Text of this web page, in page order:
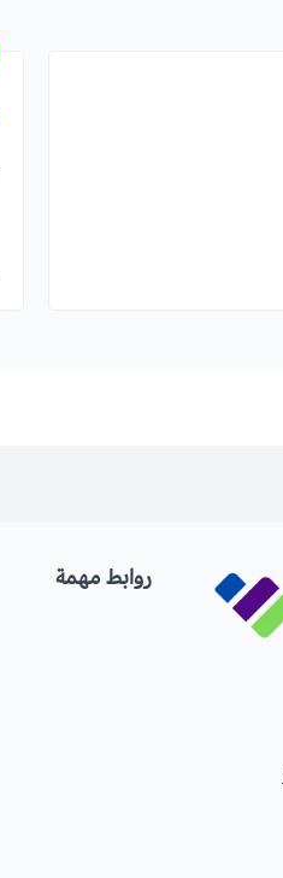
روابط مهمة